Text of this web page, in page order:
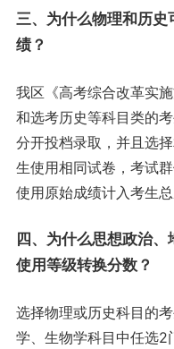
三、为什么物理和历
绩？
我区《高考综合改革实
和选考历史等科目类的
分开投档录取，并且选
生使用相同试卷，考试
使用原始成绩计入考生总
四、为什么思想政治
使用等级转换分数？
选择物理或历史科目的
学、生物学科目中任选2